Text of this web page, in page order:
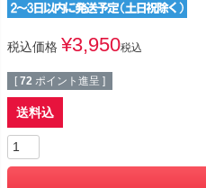
税込価格 ¥3,950税込
[ 72 ポイント進呈 ]
送料込